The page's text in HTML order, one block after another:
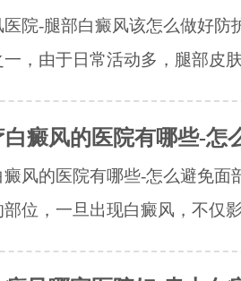
医院-腿部白癜风该怎么做好防
，由于日常活动多，腿部皮
白癜风的医院有哪些-怎
癜风的医院有哪些-怎么避免面
部位，一旦出现白癜风，不仅